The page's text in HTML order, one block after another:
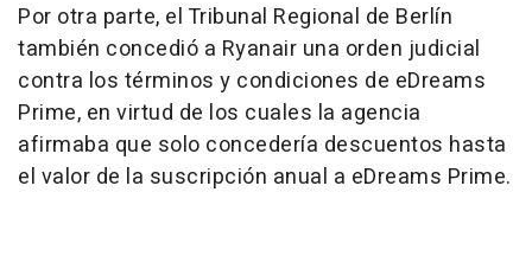
Por otra parte, el Tribunal Regional de Berlín
también concedió a Ryanair una orden judicial
contra los términos y condiciones de eDreams
Prime, en virtud de los cuales la agencia
afirmaba que solo concedería descuentos hasta
el valor de la suscripción anual a eDreams Prime.